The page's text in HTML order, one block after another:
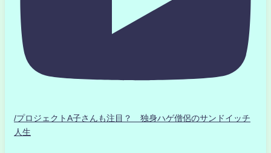
/プロジェクトA子さんも注目？ 独身ハゲ僧侶のサンドイッチ
人生